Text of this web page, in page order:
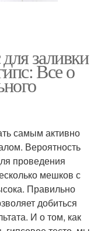
заливки
Все о
самым активно
Вероятность
проведения
мешков с
Правильно
добиться
И о том, как